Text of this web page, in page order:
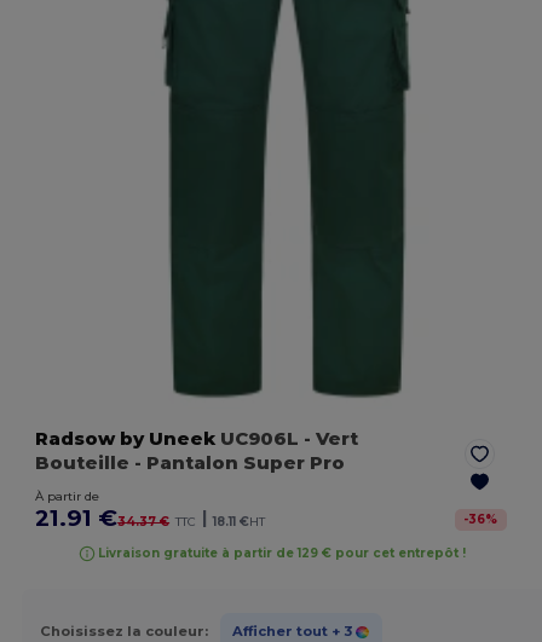
Radsow by Uneek UC906L - Vert
Bouteille - Pantalon Super Pro
À partir de
21.91 €34.37 € TTC | 18.11 €HT -36%
Livraison gratuite à partir de 129 € pour cet entrepôt !
Choisissez la couleur: Afficher tout + 3